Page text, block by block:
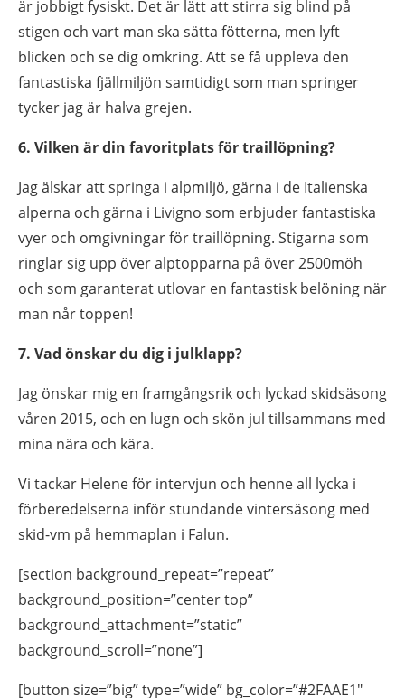
är jobbigt fysiskt. Det är lätt att stirra sig blind på
stigen och vart man ska sätta fötterna, men lyft
blicken och se dig omkring. Att se få uppleva den
fantastiska fjällmiljön samtidigt som man springer
tycker jag är halva grejen.
6. Vilken är din favoritplats för traillöpning?
Jag älskar att springa i alpmiljö, gärna i de Italienska
alperna och gärna i Livigno som erbjuder fantastiska
vyer och omgivningar för traillöpning. Stigarna som
ringlar sig upp över alptopparna på över 2500möh
och som garanterat utlovar en fantastisk belöning när
man når toppen!
7. Vad önskar du dig i julklapp?
Jag önskar mig en framgångsrik och lyckad skidsäsong
våren 2015, och en lugn och skön jul tillsammans med
mina nära och kära.
Vi tackar Helene för intervjun och henne all lycka i
förberedelserna inför stundande vintersäsong med
skid-vm på hemmaplan i Falun.
[section background_repeat=”repeat”
background_position=”center top”
background_attachment=”static”
background_scroll=”none”]
[button size=”big” type=”wide” bg_color=”#2FAAE1″